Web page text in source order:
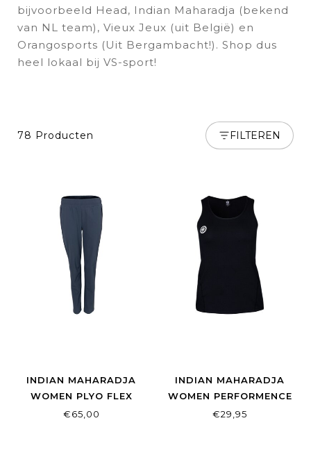
bijvoorbeeld Head, Indian Maharadja (bekend
van NL team), Vieux Jeux (uit België) en
Orangosports (Uit Bergambacht!). Shop dus
heel lokaal bij VS-sport!
78 Producten FILTEREN
INDIAN MAHARADJA
WOMEN PLYO FLEX
PANT REGULAR FIT
€65,00
INDIAN MAHARADJA
WOMEN PERFORMENCE
TANK BLACK
€29,95